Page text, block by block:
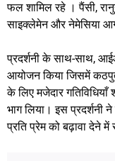
फल शामिल रहे । पैंसी,
साइक्लेमेन और नेमेसिया
प्रदर्शनी के साथ-साथ,
आयोजन किया जिसमें
के लिए मजेदार गतिविधियाँ
भाग लिया। इस प्रदर्शनी
प्रति प्रेम को बढ़ावा देने में